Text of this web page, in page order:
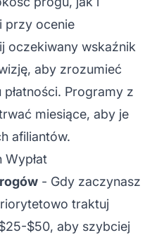
przy ocenie
oczekiwany wskaźnik
aby zrozumieć
Programy z
miesiące, aby je
afiliantów.
Wypłat
- Gdy zaczynasz
traktuj
$50, aby szybciej